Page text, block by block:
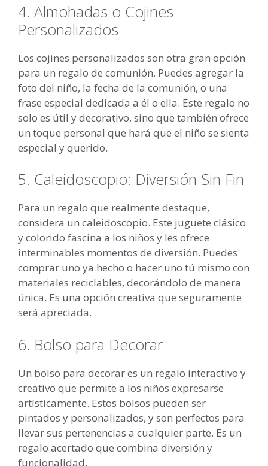
4. Almohadas o Cojines
Personalizados
Los cojines personalizados son otra gran opción
para un regalo de comunión. Puedes agregar la
foto del niño, la fecha de la comunión, o una
frase especial dedicada a él o ella. Este regalo no
solo es útil y decorativo, sino que también ofrece
un toque personal que hará que el niño se sienta
especial y querido.
5. Caleidoscopio: Diversión Sin Fin
Para un regalo que realmente destaque,
considera un caleidoscopio. Este juguete clásico
y colorido fascina a los niños y les ofrece
interminables momentos de diversión. Puedes
comprar uno ya hecho o hacer uno tú mismo con
materiales reciclables, decorándolo de manera
única. Es una opción creativa que seguramente
será apreciada.
6. Bolso para Decorar
Un bolso para decorar es un regalo interactivo y
creativo que permite a los niños expresarse
artísticamente. Estos bolsos pueden ser
pintados y personalizados, y son perfectos para
llevar sus pertenencias a cualquier parte. Es un
regalo acertado que combina diversión y
funcionalidad.